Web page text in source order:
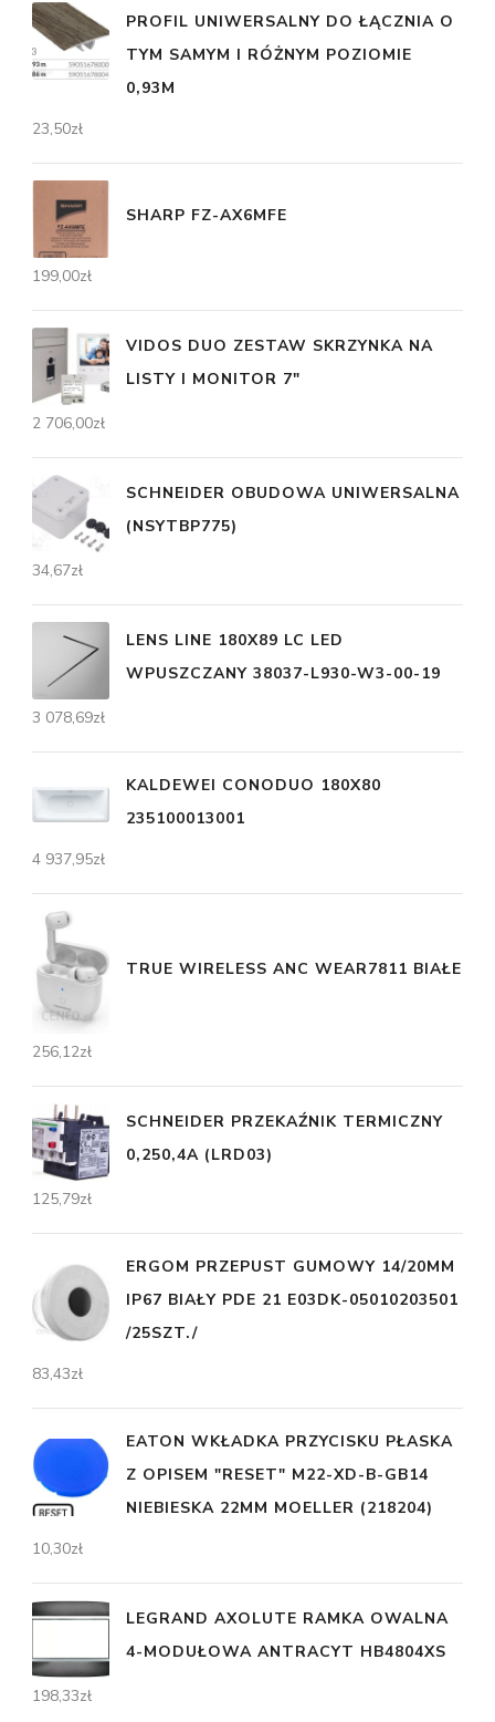
PROFIL UNIWERSALNY DO ŁĄCZNIA O
TYM SAMYM I RÓŻNYM POZIOMIE
0,93M
23,50zł
SHARP FZ-AX6MFE
199,00zł
VIDOS DUO ZESTAW SKRZYNKA NA
LISTY I MONITOR 7"
2 706,00zł
SCHNEIDER OBUDOWA UNIWERSALNA
(NSYTBP775)
34,67zł
LENS LINE 180X89 LC LED
WPUSZCZANY 38037-L930-W3-00-19
3 078,69zł
KALDEWEI CONODUO 180X80
235100013001
4 937,95zł
TRUE WIRELESS ANC WEAR7811 BIAŁE
256,12zł
SCHNEIDER PRZEKAŹNIK TERMICZNY
0,250,4A (LRD03)
125,79zł
ERGOM PRZEPUST GUMOWY 14/20MM
IP67 BIAŁY PDE 21 E03DK-05010203501
/25SZT./
83,43zł
EATON WKŁADKA PRZYCISKU PŁASKA
Z OPISEM "RESET" M22-XD-B-GB14
NIEBIESKA 22MM MOELLER (218204)
10,30zł
LEGRAND AXOLUTE RAMKA OWALNA
4-MODUŁOWA ANTRACYT HB4804XS
198,33zł